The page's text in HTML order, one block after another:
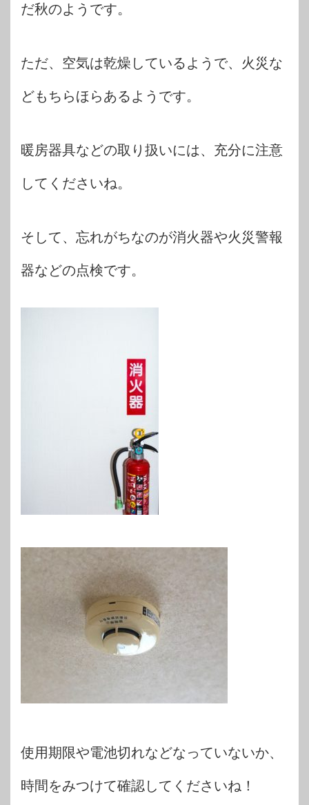
だ秋のようです。
ただ、空気は乾燥しているようで、火災な
どもちらほらあるようです。
暖房器具などの取り扱いには、充分に注意
してくださいね。
そして、忘れがちなのが消火器や火災警報
器などの点検です。
使用期限や電池切れなどなっていないか、
時間をみつけて確認してくださいね！